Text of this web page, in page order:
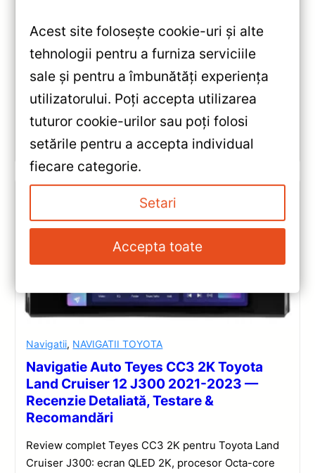
Recomandări
Teyes CC3 2K 360° pentru Toyota Land Cruiser
J300: display QLED 2K, procesor Octa-core 2.0GHz,
sistem 360° cu 4 camere, Android 10, Bluetooth 5.1
și DSP performant.
Vezi review!
Navigatii, NAVIGATII TOYOTA
Navigatie Auto Teyes CC3 2K Toyota
Land Cruiser 12 J300 2021-2023 —
Recenzie Detaliată, Testare &
Recomandări
Review complet Teyes CC3 2K pentru Toyota Land
Cruiser J300: ecran QLED 2K, procesor Octa-core
Acest site folosește cookie-uri și alte
tehnologii pentru a furniza serviciile
sale și pentru a îmbunătăți experiența
utilizatorului. Poți accepta utilizarea
tuturor cookie-urilor sau poți folosi
setările pentru a accepta individual
fiecare categorie.
Setari
Accepta toate